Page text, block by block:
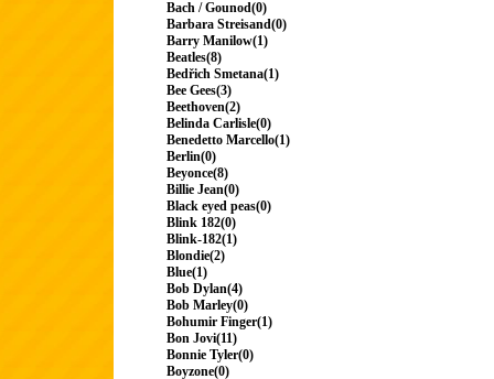
Bach / Gounod(0)
Barbara Streisand(0)
Barry Manilow(1)
Beatles(8)
Bedřich Smetana(1)
Bee Gees(3)
Beethoven(2)
Belinda Carlisle(0)
Benedetto Marcello(1)
Berlin(0)
Beyonce(8)
Billie Jean(0)
Black eyed peas(0)
Blink 182(0)
Blink-182(1)
Blondie(2)
Blue(1)
Bob Dylan(4)
Bob Marley(0)
Bohumir Finger(1)
Bon Jovi(11)
Bonnie Tyler(0)
Boyzone(0)